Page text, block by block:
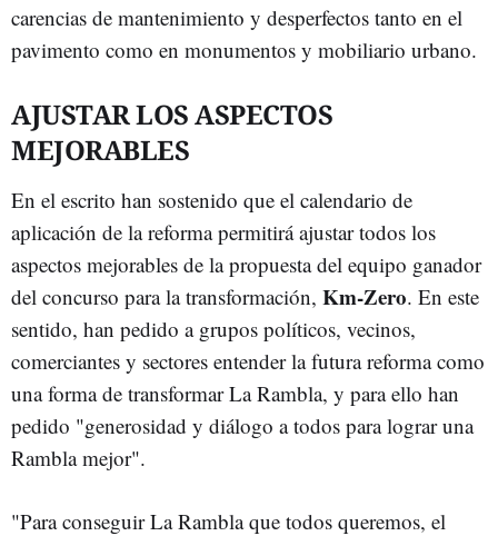
carencias de mantenimiento y desperfectos tanto en el
pavimento como en monumentos y mobiliario urbano.
AJUSTAR LOS ASPECTOS
MEJORABLES
En el escrito han sostenido que el calendario de
aplicación de la reforma permitirá ajustar todos los
aspectos mejorables de la propuesta del equipo ganador
del concurso para la transformación, Km-Zero. En este
sentido, han pedido a grupos políticos, vecinos,
comerciantes y sectores entender la futura reforma como
una forma de transformar La Rambla, y para ello han
pedido "generosidad y diálogo a todos para lograr una
Rambla mejor".
"Para conseguir La Rambla que todos queremos, el